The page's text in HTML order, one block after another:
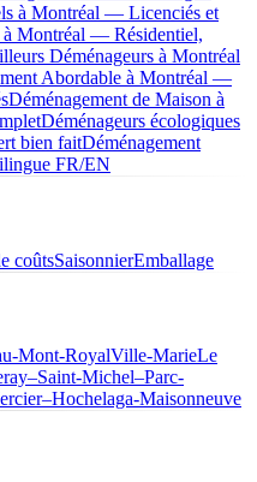
à Montréal — Licenciés et
à Montréal — Résidentiel,
Déménageurs à Montréal
Abordable à Montréal —
Déménagement de Maison à
Déménageurs écologiques
bien faitDéménagement
FR/EN
coûtsSaisonnierEmballage
Mont-RoyalVille-MarieLe
Michel–Parc-
Maisonneuve